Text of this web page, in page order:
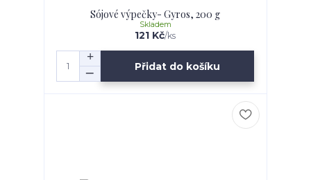
Sójové výpečky- Gyros, 200 g
121 Kč/ks
Skladem
Přidat do košíku